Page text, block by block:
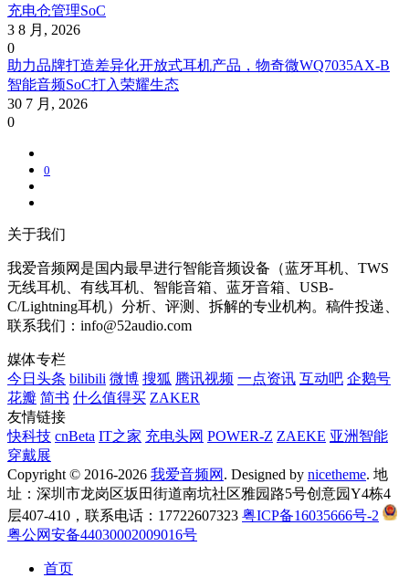
充电仓管理SoC
3 8 月, 2026
0
助力品牌打造差异化开放式耳机产品，物奇微WQ7035AX-B
智能音频SoC打入荣耀生态
30 7 月, 2026
0
0
关于我们
我爱音频网是国内最早进行智能音频设备（蓝牙耳机、TWS
无线耳机、有线耳机、智能音箱、蓝牙音箱、USB-
C/Lightning耳机）分析、评测、拆解的专业机构。稿件投递、
联系我们：info@52audio.com
媒体专栏
今日头条 bilibili 微博 搜狐 腾讯视频 一点资讯 互动吧 企鹅号
花瓣 简书 什么值得买 ZAKER
友情链接
快科技 cnBeta IT之家 充电头网 POWER-Z ZAEKE 亚洲智能
穿戴展
Copyright © 2016-2026 我爱音频网 . Designed by nicetheme. 地
址：深圳市龙岗区坂田街道南坑社区雅园路5号创意园Y4栋4
层407-410，联系电话：17722607323 粤ICP备16035666号-2
粤公网安备44030002009016号
首页